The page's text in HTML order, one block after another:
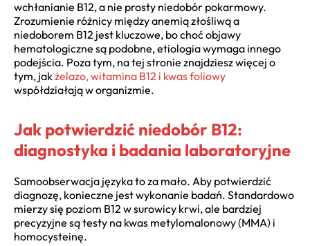
wchłanianie B12, a nie prosty niedobór pokarmowy.
Zrozumienie różnicy między anemią złośliwą a
niedoborem B12 jest kluczowe, bo choć objawy
hematologiczne są podobne, etiologia wymaga innego
podejścia. Poza tym, na tej stronie znajdziesz więcej o
tym, jakżelazo, witamina B12 i kwas foliowy
współdziałają w organizmie.
Jak potwierdzić niedobór B12:
diagnostyka i badania laboratoryjne
Samoobserwacja języka to za mało. Aby potwierdzić
diagnozę, konieczne jest wykonanie badań. Standardowo
mierzy się poziom B12 w surowicy krwi, ale bardziej
precyzyjne są testy na kwas metylomalonowy (MMA) i
homocysteinę.